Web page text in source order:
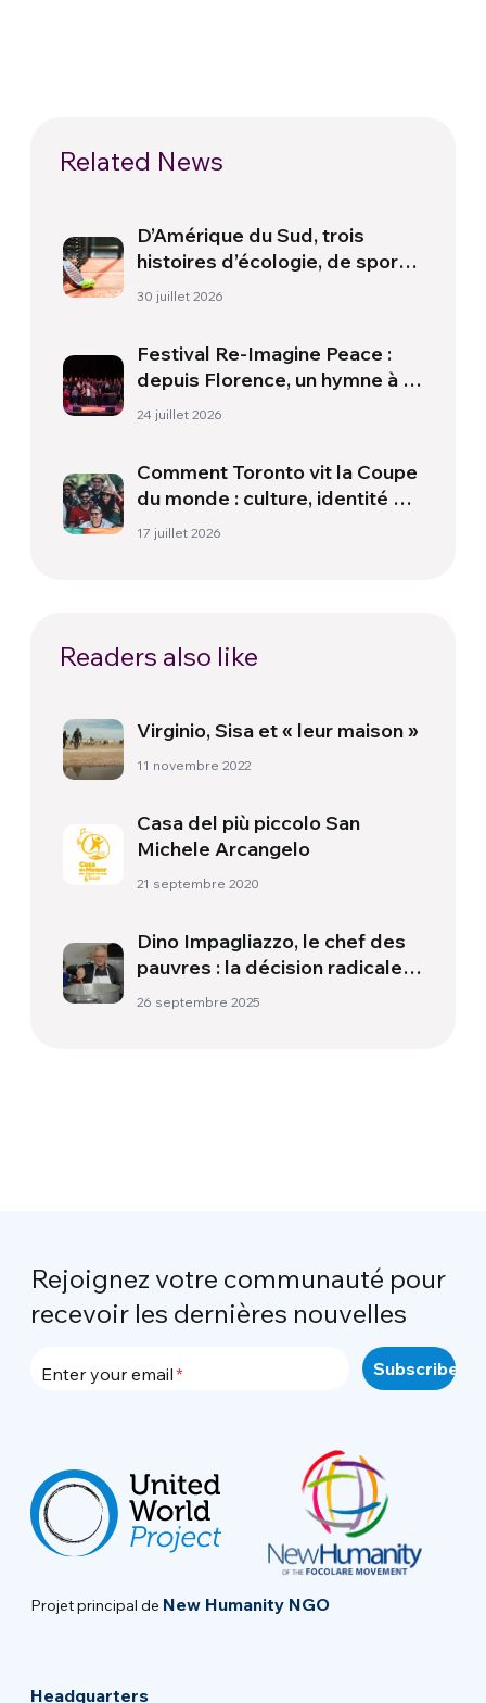
Related News
D’Amérique du Sud, trois
histoires d’écologie, de sport
et de santé
30 juillet 2026
Festival Re-Imagine Peace :
depuis Florence, un hymne à la
paix
24 juillet 2026
Comment Toronto vit la Coupe
du monde : culture, identité et
politique hors du terrain
17 juillet 2026
Readers also like
Virginio, Sisa et « leur maison »
11 novembre 2022
Casa del più piccolo San
Michele Arcangelo
21 septembre 2020
Dino Impagliazzo, le chef des
pauvres : la décision radicale
d’un homme à la fois ordinaire
26 septembre 2025
Rejoignez votre communauté pour
recevoir les dernières nouvelles
Enter your email
Projet principal de New Humanity NGO
Headquarters